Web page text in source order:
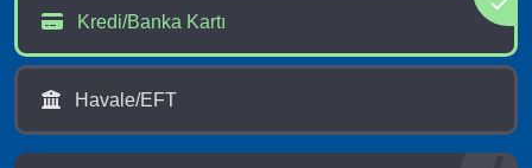
Kredi/Banka Kartı
Havale/EFT